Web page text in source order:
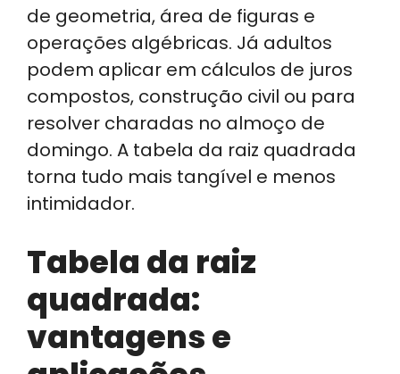
de geometria, área de figuras e
operações algébricas. Já adultos
podem aplicar em cálculos de juros
compostos, construção civil ou para
resolver charadas no almoço de
domingo. A tabela da raiz quadrada
torna tudo mais tangível e menos
intimidador.
Tabela da raiz
quadrada:
vantagens e